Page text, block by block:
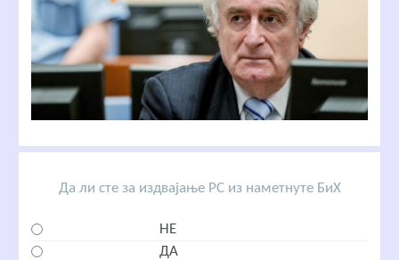
Да ли сте за издвајање РС из наметнуте БиХ
НЕ
ДА